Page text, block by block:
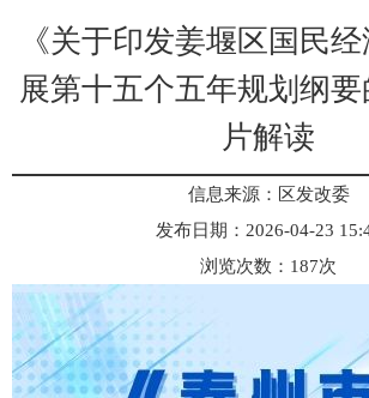
《关于印发姜堰区国民
展第十五个五年规划纲要
片解读
信息来源：区发改委
发布日期：2026-04-23
浏览次数： 187次